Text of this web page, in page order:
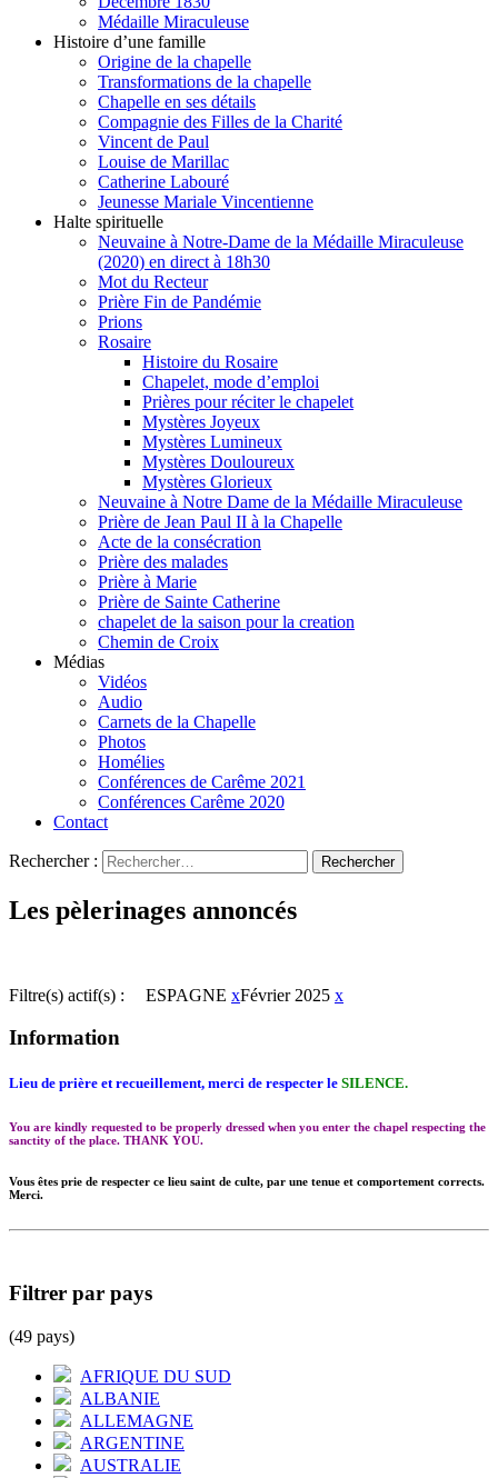
Médaille Miraculeuse
Histoire d’une famille
Origine de la chapelle
Transformations de la chapelle
Chapelle en ses détails
Compagnie des Filles de la Charité
Vincent de Paul
Louise de Marillac
Catherine Labouré
Jeunesse Mariale Vincentienne
Halte spirituelle
Neuvaine à Notre-Dame de la Médaille Miraculeuse
(2020) en direct à 18h30
Mot du Recteur
Prière Fin de Pandémie
Prions
Rosaire
Histoire du Rosaire
Chapelet, mode d’emploi
Prières pour réciter le chapelet
Mystères Joyeux
Mystères Lumineux
Mystères Douloureux
Mystères Glorieux
Neuvaine à Notre Dame de la Médaille Miraculeuse
Prière de Jean Paul II à la Chapelle
Acte de la consécration
Prière des malades
Prière à Marie
Prière de Sainte Catherine
chapelet de la saison pour la creation
Chemin de Croix
Médias
Vidéos
Audio
Carnets de la Chapelle
Photos
Homélies
Conférences de Carême 2021
Conférences Carême 2020
Contact
Rechercher :
Les pèlerinages annoncés
Filtre(s) actif(s) : ESPAGNE xFévrier 2025 x
Information
Lieu de prière et recueillement, merci de respecter le SILENCE.
You are kindly requested to be properly dressed when you enter the chapel respecting the
sanctity of the place. THANK YOU.
Vous êtes prie de respecter ce lieu saint de culte, par une tenue et comportement corrects.
Merci.
Filtrer par pays
(49 pays)
AFRIQUE DU SUD
ALBANIE
ALLEMAGNE
ARGENTINE
AUSTRALIE